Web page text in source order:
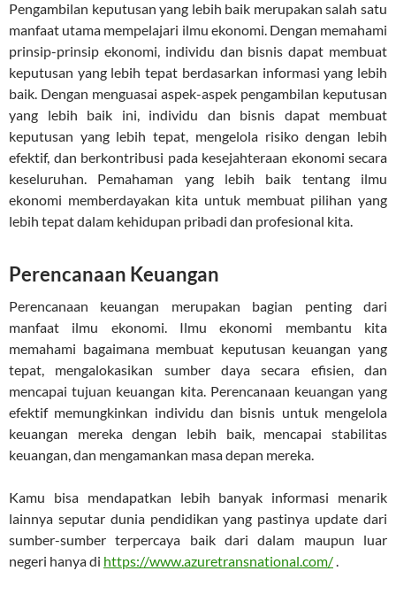
Pengambilan keputusan yang lebih baik merupakan salah satu
manfaat utama mempelajari ilmu ekonomi. Dengan memahami
prinsip-prinsip ekonomi, individu dan bisnis dapat membuat
keputusan yang lebih tepat berdasarkan informasi yang lebih
baik. Dengan menguasai aspek-aspek pengambilan keputusan
yang lebih baik ini, individu dan bisnis dapat membuat
keputusan yang lebih tepat, mengelola risiko dengan lebih
efektif, dan berkontribusi pada kesejahteraan ekonomi secara
keseluruhan. Pemahaman yang lebih baik tentang ilmu
ekonomi memberdayakan kita untuk membuat pilihan yang
lebih tepat dalam kehidupan pribadi dan profesional kita.
Perencanaan Keuangan
Perencanaan keuangan merupakan bagian penting dari
manfaat ilmu ekonomi. Ilmu ekonomi membantu kita
memahami bagaimana membuat keputusan keuangan yang
tepat, mengalokasikan sumber daya secara efisien, dan
mencapai tujuan keuangan kita. Perencanaan keuangan yang
efektif memungkinkan individu dan bisnis untuk mengelola
keuangan mereka dengan lebih baik, mencapai stabilitas
keuangan, dan mengamankan masa depan mereka.
Kamu bisa mendapatkan lebih banyak informasi menarik
lainnya seputar dunia pendidikan yang pastinya update dari
sumber-sumber terpercaya baik dari dalam maupun luar
negeri hanya di https://www.azuretransnational.com/.